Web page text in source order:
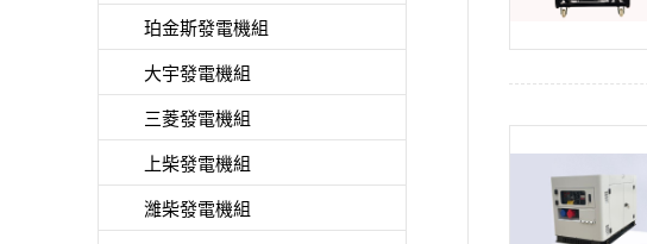
珀金斯發電機組
大宇發電機組
三菱發電機組
上柴發電機組
濰柴發電機組